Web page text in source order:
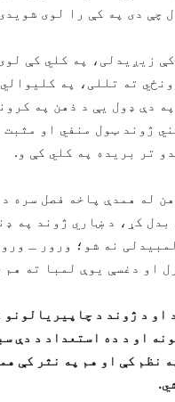
چې دی په کې را لوی
زیږیدلی، په کلي کې
ته تللی، په
دې ډول یې د ذهن په
ژوند ټول منفي او مثبت
تر بریده په کلي کې و.
له همدې پاخه فصل سره
کړ، د ښاري ژوند په
نه شو؛ ورور ـ
او دغسې یوې لمبا ته هم
او د ژوند د چاپیریالونو
او د ده استعداد د دې
نظم کې او هم په نثر کې